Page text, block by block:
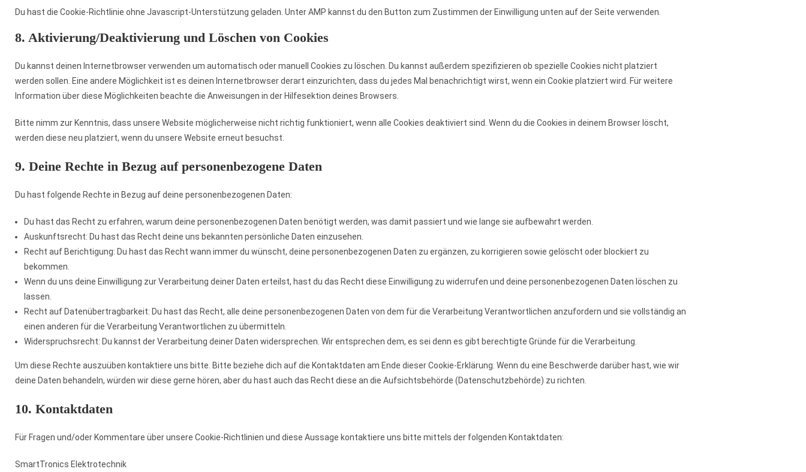
Du hast die Cookie-Richtlinie ohne Javascript-Unterstützung geladen. Unter AMP kannst du den Button zum Zustimmen der Einwilligung unten auf der Seite verwenden.
8. Aktivierung/Deaktivierung und Löschen von Cookies
Du kannst deinen Internetbrowser verwenden um automatisch oder manuell Cookies zu löschen. Du kannst außerdem spezifizieren ob spezielle Cookies nicht platziert
werden sollen. Eine andere Möglichkeit ist es deinen Internetbrowser derart einzurichten, dass du jedes Mal benachrichtigt wirst, wenn ein Cookie platziert wird. Für weitere
Information über diese Möglichkeiten beachte die Anweisungen in der Hilfesektion deines Browsers.
Bitte nimm zur Kenntnis, dass unsere Website möglicherweise nicht richtig funktioniert, wenn alle Cookies deaktiviert sind. Wenn du die Cookies in deinem Browser löscht,
werden diese neu platziert, wenn du unsere Website erneut besuchst.
9. Deine Rechte in Bezug auf personenbezogene Daten
Du hast folgende Rechte in Bezug auf deine personenbezogenen Daten:
Du hast das Recht zu erfahren, warum deine personenbezogenen Daten benötigt werden, was damit passiert und wie lange sie aufbewahrt werden.
Auskunftsrecht: Du hast das Recht deine uns bekannten persönliche Daten einzusehen.
Recht auf Berichtigung: Du hast das Recht wann immer du wünscht, deine personenbezogenen Daten zu ergänzen, zu korrigieren sowie gelöscht oder blockiert zu
bekommen.
Wenn du uns deine Einwilligung zur Verarbeitung deiner Daten erteilst, hast du das Recht diese Einwilligung zu widerrufen und deine personenbezogenen Daten löschen zu
lassen.
Recht auf Datenübertragbarkeit: Du hast das Recht, alle deine personenbezogenen Daten von dem für die Verarbeitung Verantwortlichen anzufordern und sie vollständig an
einen anderen für die Verarbeitung Verantwortlichen zu übermitteln.
Widerspruchsrecht: Du kannst der Verarbeitung deiner Daten widersprechen. Wir entsprechen dem, es sei denn es gibt berechtigte Gründe für die Verarbeitung.
Um diese Rechte auszuüben kontaktiere uns bitte. Bitte beziehe dich auf die Kontaktdaten am Ende dieser Cookie-Erklärung. Wenn du eine Beschwerde darüber hast, wie wir
deine Daten behandeln, würden wir diese gerne hören, aber du hast auch das Recht diese an die Aufsichtsbehörde (Datenschutzbehörde) zu richten.
10. Kontaktdaten
Für Fragen und/oder Kommentare über unsere Cookie-Richtlinien und diese Aussage kontaktiere uns bitte mittels der folgenden Kontaktdaten:
SmartTronics Elektrotechnik